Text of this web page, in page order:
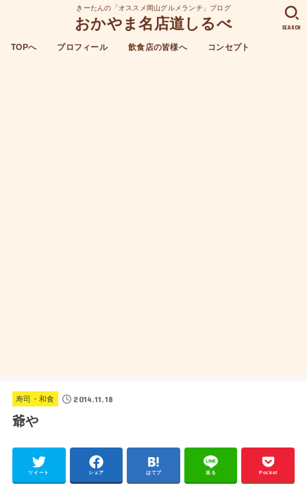
きーたんの「オススメ岡山グルメランチ」ブログ
おかやま名店道しるべ
TOPへ プロフィール 飲食店の皆様へ コンセプト
SEARCH
寿司・和食 2014.11.18
爺や
ツイート シェア はてブ 送る Pocket